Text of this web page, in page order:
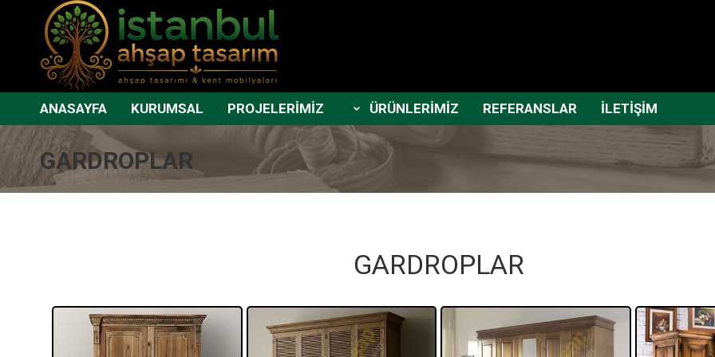
ANASAYFA KURUMSAL PROJELERİMİZ ÜRÜNLERİMİZ REFERANSLAR İLETİŞİM
GARDROPLAR
GARDROPLAR